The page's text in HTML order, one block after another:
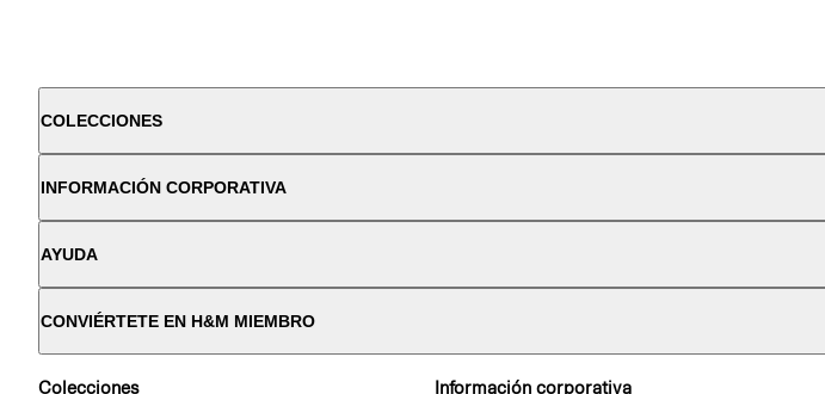
COLECCIONES
INFORMACIÓN CORPORATIVA
AYUDA
CONVIÉRTETE EN H&M MIEMBRO
Colecciones Información corporativa